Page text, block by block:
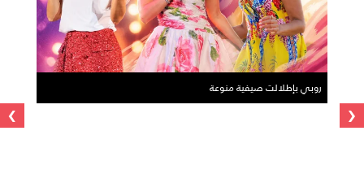
روبي بإطلالت صيفية منوعة
‹
›